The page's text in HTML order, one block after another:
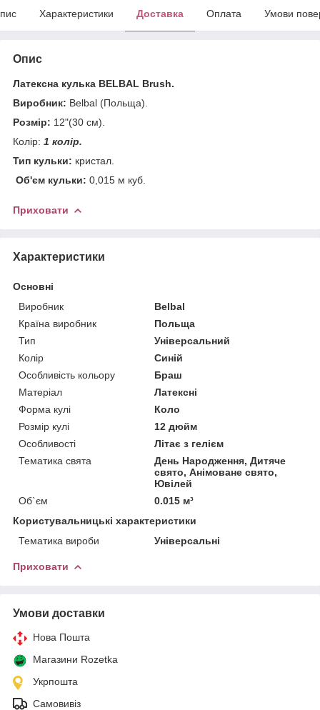
Характеристики Доставка Оплата Умови
Опис
Латексна кулька BELBAL Brush.
Виробник: Belbal (Польща).
Розмір: 12"(30 см).
Колір: 1 колір.
Тип кульки: кристал.
Об'єм кульки: 0,015 м куб.
Приховати
Характеристики
Основні
Виробник
Belbal
Країна виробник
Польща
Тип
Універсальний
Колір
Синій
Особливість кольору
Браш
Матеріал
Латексні
Форма кулі
Коло
Розмір кулі
12 дюйм
Особливості
Літає з гелієм
Тематика свята
День Народження, Дитяче
свято, Анімоване свято,
Ювілей
Об`єм
0.015 м³
Користувальницькі характеристики
Тематика вироби
Універсальні
Приховати
Умови доставки
Нова Пошта
Магазини Rozetka
Укрпошта
Самовивіз